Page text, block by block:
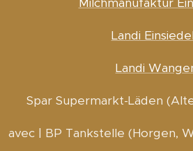
Landi
Landi
Spar Supermarkt-Läden
avec | BP Tankstelle (Horgen,